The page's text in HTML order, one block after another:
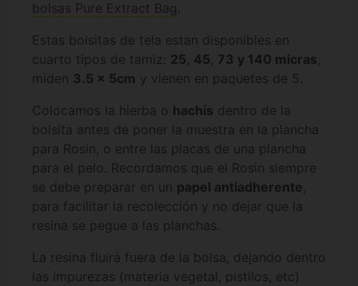
bolsas Pure Extract Bag .
Estas bolsitas de tela estan disponibles en
cuarto tipos de tamiz: 25, 45, 73 y 140 micras,
miden 3.5 x 5cm y vienen en paquetes de 5.
Colocamos la hierba o hachís dentro de la
bolsita antes de poner la muestra en la plancha
para Rosin, o entre las placas de una plancha
para el pelo. Recordamos que el Rosin siempre
se debe preparar en un papel antiadherente,
para facilitar la recolección y no dejar que la
resina se pegue a las planchas.
La resina fluirá fuera de la bolsa, dejando dentro
las impurezas (materia vegetal, pistilos, etc)